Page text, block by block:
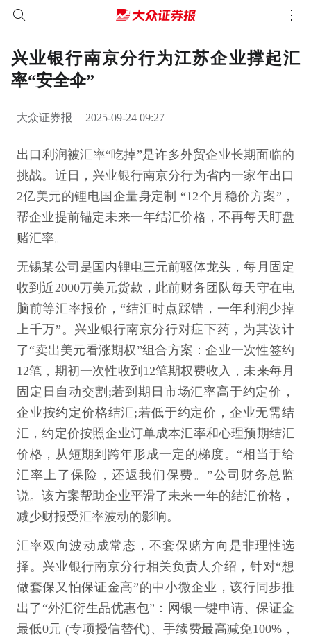
兴业银行南京分行为江苏企业撑起汇
率“安全伞”
大众证券报 2025-09-24 09:27
出口利润被汇率“吃掉”是许多外贸企业长期面临的
挑战。近日，兴业银行南京分行为省内一家年出口
2亿美元的锂电国企量身定制 “12个月稳价方案”，
帮企业提前锚定未来一年结汇价格，不再每天盯盘
赌汇率。
无锡某公司是国内锂电三元前驱体龙头，每月固定
收到近2000万美元货款，此前财务团队每天守在电
脑前等汇率报价，“结汇时点踩错，一年利润少掉
上千万”。兴业银行南京分行对症下药，为其设计
了“卖出美元看涨期权”组合方案：企业一次性签约
12笔，期初一次性收到12笔期权费收入，未来每月
固定日自动交割;若到期日市场汇率高于约定价，
企业按约定价格结汇;若低于约定价，企业无需结
汇，约定价按照企业订单成本汇率和心理预期结汇
价格，从短期到跨年形成一定的梯度。“相当于给
汇率上了保险，还返我们保费。”公司财务总监
说。该方案帮助企业平滑了未来一年的结汇价格，
减少财报受汇率波动的影响。
汇率双向波动成常态，不套保赌方向是非理性选
择。兴业银行南京分行相关负责人介绍，针对“想
做套保又怕保证金高”的中小微企业，该行同步推
出了“外汇衍生品优惠包”：网银一键申请、保证金
最低0元 (专项授信替代)、手续费最高减免100%，